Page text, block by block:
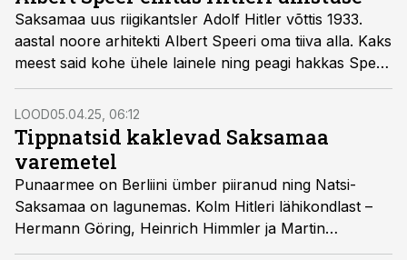
Saksamaa uus riigikantsler Adolf Hitler võttis 1933.
aastal noore arhitekti Albert Speeri oma tiiva alla. Kaks
meest said kohe ühele lainele ning peagi hakkas Speer
ellu viima Hitleri unistust natside tuhandeaastasest
riigist, kavandades sinna hiiglaslikke kivi- ja
marmorhooneid.
LOOD05.04.25, 06:12
Tippnatsid kaklevad Saksamaa
varemetel
Punaarmee on Berliini ümber piiranud ning Natsi-
Saksamaa on lagunemas. Kolm Hitleri lähikondlast –
Hermann Göring, Heinrich Himmler ja Martin
Bormann – lüüasaamist ei taju. Nad olid pikka aega